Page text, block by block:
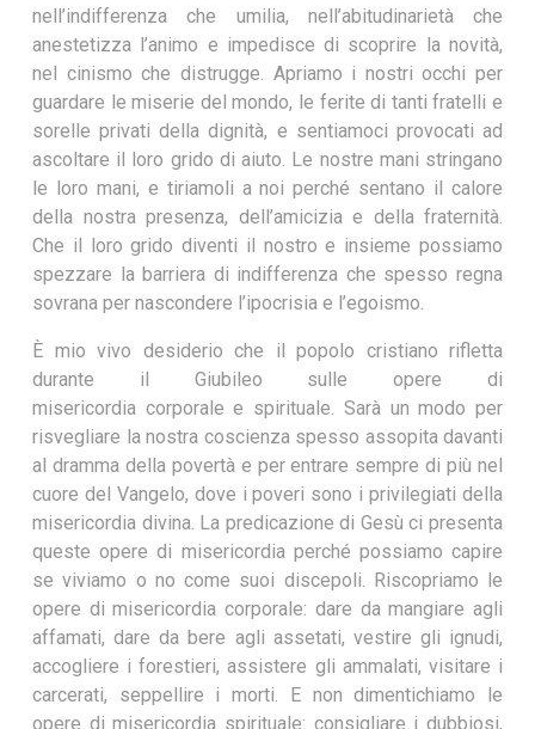
nell’indifferenza che umilia, nell’abitudinarietà che
anestetizza l’animo e impedisce di scoprire la novità,
nel cinismo che distrugge. Apriamo i nostri occhi per
guardare le miserie del mondo, le ferite di tanti fratelli e
sorelle privati della dignità, e sentiamoci provocati ad
ascoltare il loro grido di aiuto. Le nostre mani stringano
le loro mani, e tiriamoli a noi perché sentano il calore
della nostra presenza, dell’amicizia e della fraternità.
Che il loro grido diventi il nostro e insieme possiamo
spezzare la barriera di indifferenza che spesso regna
sovrana per nascondere l’ipocrisia e l’egoismo.
È mio vivo desiderio che il popolo cristiano rifletta
durante il Giubileo sulle opere di
misericordia corporale e spirituale. Sarà un modo per
risvegliare la nostra coscienza spesso assopita davanti
al dramma della povertà e per entrare sempre di più nel
cuore del Vangelo, dove i poveri sono i privilegiati della
misericordia divina. La predicazione di Gesù ci presenta
queste opere di misericordia perché possiamo capire
se viviamo o no come suoi discepoli. Riscopriamo le
opere di misericordia corporale: dare da mangiare agli
affamati, dare da bere agli assetati, vestire gli ignudi,
accogliere i forestieri, assistere gli ammalati, visitare i
carcerati, seppellire i morti. E non dimentichiamo le
opere di misericordia spirituale: consigliare i dubbiosi,